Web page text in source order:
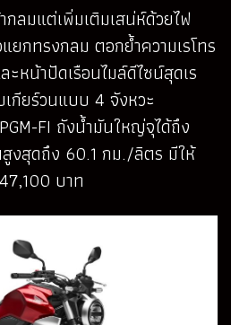
ลมแต่เพิ่มเติมเสน่ห์ด้วยไฟ
ยกทรงกลม ตอกย้ำความเรโทร
หน้าปัดเรือนไมล์ดีไซน์สุดเร
กียร์วนแบบ 4 จังหวะ
FI ถังน้ำมันใหญ่จุได้ถึง
งสุดถึง 60.1 กม./ลิตร มีให้
บาท